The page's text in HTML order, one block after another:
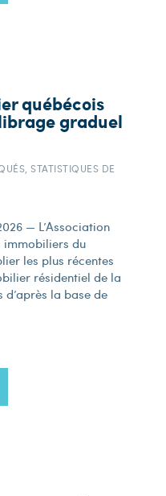
québécois
graduel
STATISTIQUES DE
— L’Association
immobiliers du
les plus récentes
résidentiel de la
la base de